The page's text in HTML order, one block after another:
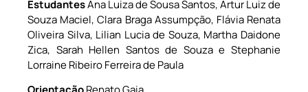
EstudantesAna Luiza de Sousa Santos, Artur Luiz de
Souza Maciel, Clara Braga Assumpção, Flávia Renata
Oliveira Silva, Lilian Lucia de Souza, Martha Daidone
Zica, Sarah Hellen Santos de Souza e Stephanie
Lorraine Ribeiro Ferreira de Paula